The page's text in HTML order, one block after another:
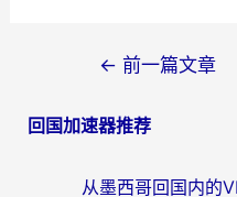
导
← 前一篇文章
回国加速器推荐